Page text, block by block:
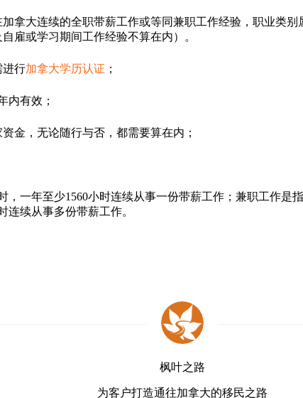
拿大连续的全职带薪工作或等同兼职工作经验，职业类
雇或学习期间工作经验不算在内）。
进行加拿大学历认证 ；
内有效；
金，无论随行与否，都需要算在内；
，一年至少1560小时连续从事一份带薪工作；兼职工作是
连续从事多份带薪工作。
枫叶之路
为客户打造通往加拿大的移民之路